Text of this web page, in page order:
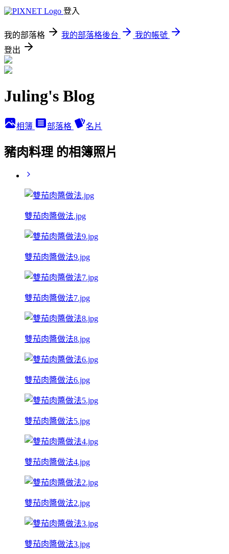
登入
我的部落格 我的部落格後台
我的帳號
登出
Juling's Blog
相簿 部落格 名片
豬肉料理 的相簿照片
雙茄肉醬做法.jpg
雙茄肉醬做法9.jpg
雙茄肉醬做法7.jpg
雙茄肉醬做法8.jpg
雙茄肉醬做法6.jpg
雙茄肉醬做法5.jpg
雙茄肉醬做法4.jpg
雙茄肉醬做法2.jpg
雙茄肉醬做法3.jpg